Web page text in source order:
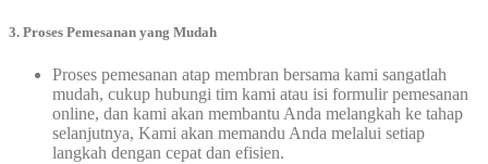
3. Proses Pemesanan yang Mudah
Proses pemesanan atap membran bersama kami sangatlah
mudah, cukup hubungi tim kami atau isi formulir pemesanan
online, dan kami akan membantu Anda melangkah ke tahap
selanjutnya, Kami akan memandu Anda melalui setiap
langkah dengan cepat dan efisien.